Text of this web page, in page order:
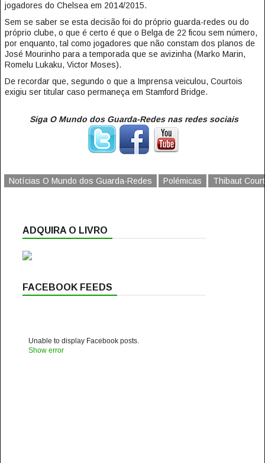
jogadores do Chelsea em 2014/2015.
Sem se saber se esta decisão foi do próprio guarda-redes ou do
próprio clube, o que é certo é que o Belga de 22 ficou sem número,
por enquanto, tal como jogadores que não constam dos planos de
José Mourinho para a temporada que se avizinha (Marko Marin,
Romelu Lukaku, Victor Moses).
De recordar que, segundo o que a Imprensa veiculou, Courtois
exigiu ser titular caso permaneça em Stamford Bridge.
Siga O Mundo dos Guarda-Redes nas redes sociais
Notícias O Mundo dos Guarda-Redes Polémicas Thibaut
ADQUIRA O LIVRO
FACEBOOK FEEDS
Unable to display Facebook posts.
Show error